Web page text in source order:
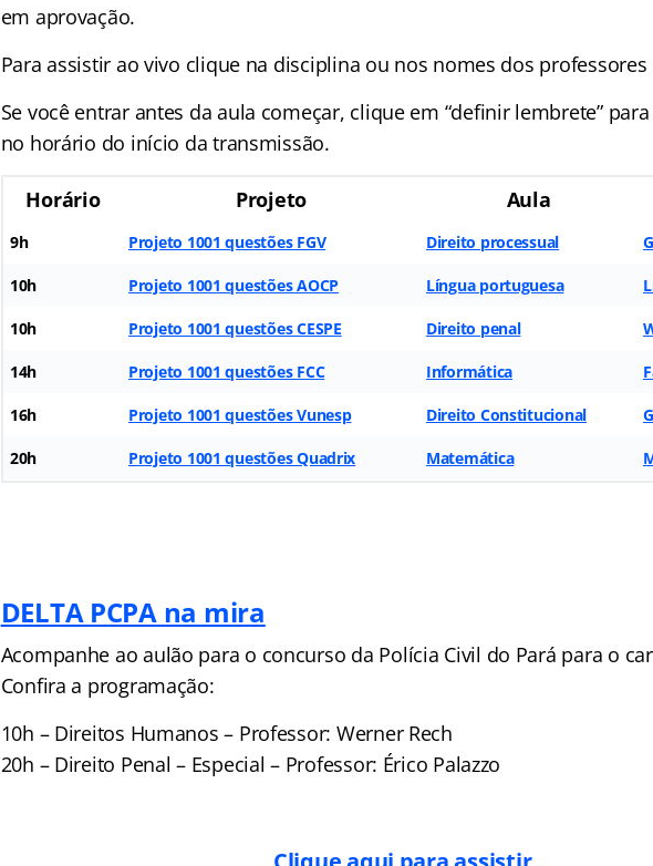
em aprovação.
Para assistir ao vivo clique na disciplina ou nos nomes dos
Se você entrar antes da aula começar, clique em “definir lembrete”
no horário do início da transmissão.
Horário Projeto Aula
9h Projeto 1001 questões FGV Direito processual
10h Projeto 1001 questões AOCP Língua portuguesa
10h Projeto 1001 questões CESPE Direito penal
14h Projeto 1001 questões FCC Informática
16h Projeto 1001 questões Vunesp Direito Constitucional
20h Projeto 1001 questões Quadrix Matemática
DELTA PCPA na mira
Acompanhe ao aulão para o concurso da Polícia Civil do Pará para o
Confira a programação:
10h – Direitos Humanos – Professor: Werner Rech
20h – Direito Penal – Especial – Professor: Érico Palazzo